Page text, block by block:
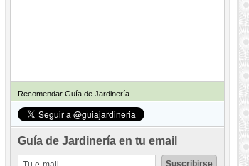
Recomendar Guía de Jardinería
Guía de Jardinería en tu email